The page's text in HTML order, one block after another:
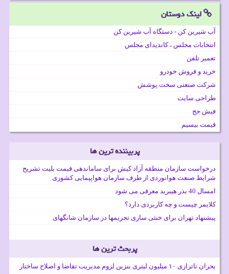
لینک دوستان
آب شیرین کن - دستگاه آب شیرین کن
انتخابات مجلس ، کاندیدای مجلس
تعمیر تلفن
خرید و فروش خودرو
شرکت صنعتی سخت پوشش
طراحی سایت
فیش حج
قیمت بیسیم
پربیننده ترین ها
درخواست سازمان منطقه آزاد کیش برای ساماندهی قیمت بلیت تشریح
شرایط صنعت هوانوردی از طرف سازمان هواپیمایی کشوری
امسال 40 بذر هیبرید معرفی می شود
کلایمر چیست و چه کاربردی دارد؟
پیشنهاد تهران برای خنثی سازی تحریمها در سازمان شانگهای
پربحث ترین ها
بحران ناترازی ۱۰ میلیون لیتری بنزین لزوم مدیریت تقاضا و اصلاح ساختار